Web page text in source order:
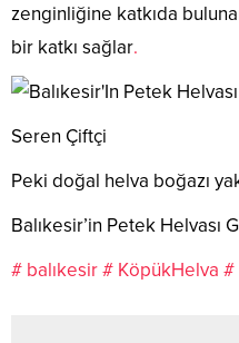
zenginliğine katkıda
bir katkı sağlar.
Seren Çiftçi
Peki doğal helva boğazı
Balıkesir’in Petek
# balıkesir# KöpükHelva #